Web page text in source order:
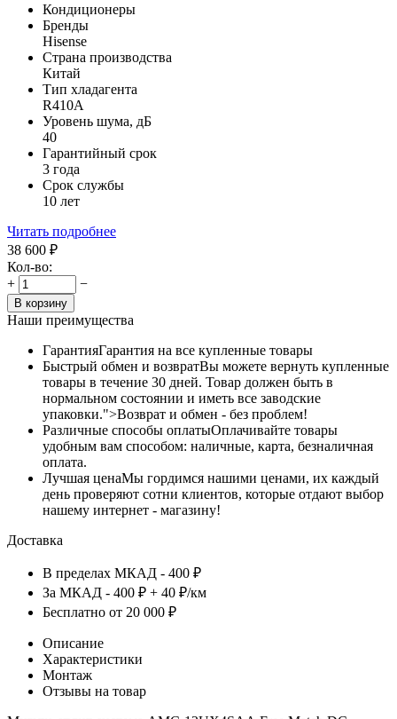
Кондиционеры
Бренды
Hisense
Страна производства
Китай
Тип хладагента
R410A
Уровень шума, дБ
40
Гарантийный срок
3 года
Срок службы
10 лет
Читать подробнее
38 600 ₽
Кол-во:
+
−
В корзину
Наши преимущества
ГарантияГарантия на все купленные товары
Быстрый обмен и возвратВы можете вернуть купленные
товары в течение 30 дней. Товар должен быть в
нормальном состоянии и иметь все заводские
упаковки.">Возврат и обмен - без проблем!
Различные способы оплатыОплачивайте товары
удобным вам способом: наличные, карта, безналичная
оплата.
Лучшая ценаМы гордимся нашими ценами, их каждый
день проверяют сотни клиентов, которые отдают выбор
нашему интернет - магазину!
Доставка
В пределах МКАД - 400 ₽
За МКАД - 400 ₽ + 40 ₽/км
Бесплатно от 20 000 ₽
Описание
Характеристики
Монтаж
Отзывы на товар